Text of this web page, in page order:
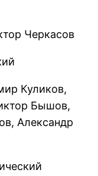
Черкасов
Куликов,
Бышов,
Александр